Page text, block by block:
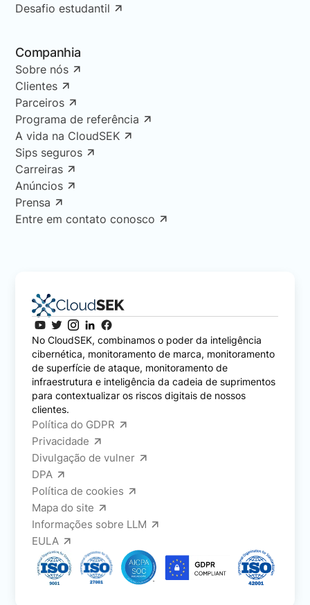
Desafio estudantil
Companhia
Sobre nós
Clientes
Parceiros
Programa de referência
A vida na CloudSEK
Sips seguros
Carreiras
Anúncios
Prensa
Entre em contato conosco
No CloudSEK, combinamos o poder da inteligência
cibernética, monitoramento de marca, monitoramento
de superfície de ataque, monitoramento de
infraestrutura e inteligência da cadeia de suprimentos
para contextualizar os riscos digitais de nossos
clientes.
Política do GDPR
Privacidade
Divulgação de vulner
DPA
Política de cookies
Mapa do site
Informações sobre LLM
EULA